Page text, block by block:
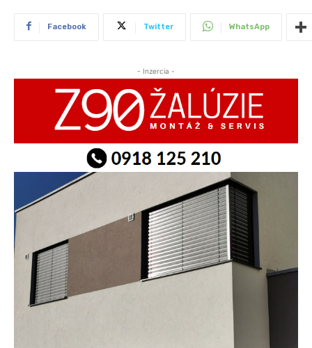
Facebook Twitter WhatsApp
- Inzercia -